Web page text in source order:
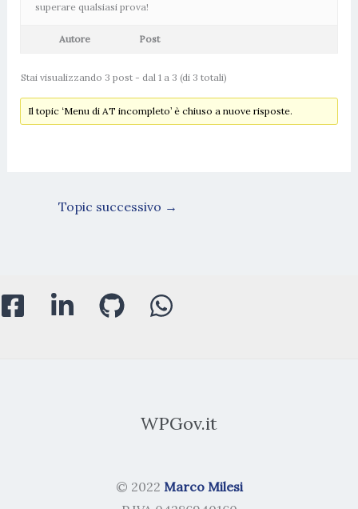
superare qualsiasi prova!
Autore Post
Stai visualizzando 3 post - dal 1 a 3 (di 3 totali)
Il topic ‘Menu di AT incompleto’ è chiuso a nuove risposte.
Topic successivo →
WPGov.it
© 2022 Marco Milesi